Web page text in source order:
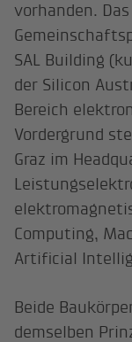
vorhanden.
SAL Building
der Silicon
Bereich
Vordergrund
Graz im
Computing,
Artificial
Beide
demselben